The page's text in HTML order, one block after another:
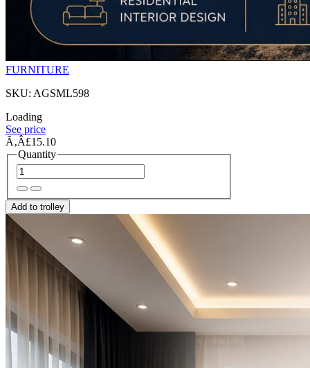
FURNITURE
SKU: AGSML598
Loading
See price
Ã‚Â£15.10
Quantity
Add to trolley